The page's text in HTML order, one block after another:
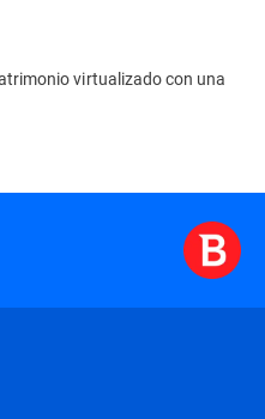
virtualizado con una